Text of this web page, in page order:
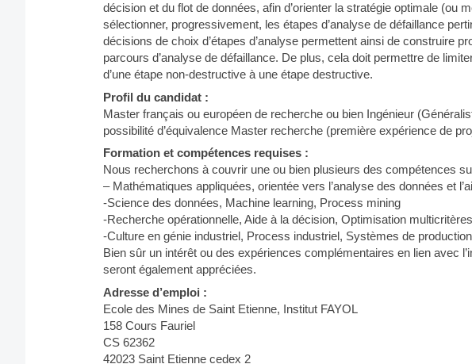
décision et du flot de données, afin d’orienter la stratégie optimale (ou
sélectionner, progressivement, les étapes d’analyse de défaillance
décisions de choix d’étapes d’analyse permettent ainsi de construire
parcours d’analyse de défaillance. De plus, cela doit permettre de
d’une étape non-destructive à une étape destructive.
Profil du candidat :
Master français ou européen de recherche ou bien Ingénieur
possibilité d’équivalence Master recherche (première expérience de
Formation et compétences requises :
Nous recherchons à couvrir une ou bien plusieurs des compétences
– Mathématiques appliquées, orientée vers l’analyse des données et
-Science des données, Machine learning, Process mining
-Recherche opérationnelle, Aide à la décision, Optimisation
-Culture en génie industriel, Process industriel, Systèmes de production
Bien sûr un intérêt ou des expériences complémentaires en lien avec
seront également appréciées.
Adresse d’emploi :
Ecole des Mines de Saint Etienne, Institut FAYOL
158 Cours Fauriel
CS 62362
42023 Saint Etienne cedex 2